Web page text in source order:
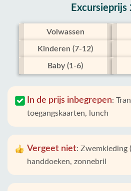
Excursieprijs
Volwassen
Kinderen (7-12)
Baby (1-6)
In de prijs inbegrepen:
toegangskaarten, lunch
Vergeet niet: Zwemkleding
handdoeken, zonnebril